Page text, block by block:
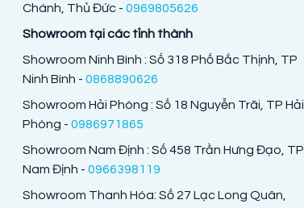
Chánh, Thủ Đức - 0969805626
Showroom tại các tỉnh thành
Showroom Ninh Bình : Số 318 Phố Bắc Thịnh, TP
Ninh Bình - 0868890626
Showroom Hải Phòng : Số 18 Nguyễn Trãi, TP Hải
Phòng - 0986971865
Showroom Nam Định : Số 458 Trần Hưng Đạo, TP
Nam Định - 0966398119
Showroom Thanh Hóa: Số 27 Lạc Long Quân,